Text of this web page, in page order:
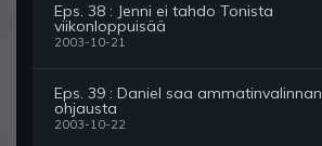
Eps. 38 : Jenni ei tahdo Tonista
viikonloppuisää
2003-10-21
Eps. 39 : Daniel saa ammatinvalinnan
ohjausta
2003-10-22